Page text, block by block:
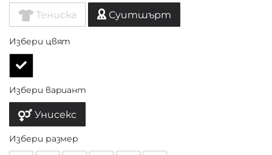
Тениска Суитшърт
Избери цвят
Избери вариант
Унисекс
Избери размер